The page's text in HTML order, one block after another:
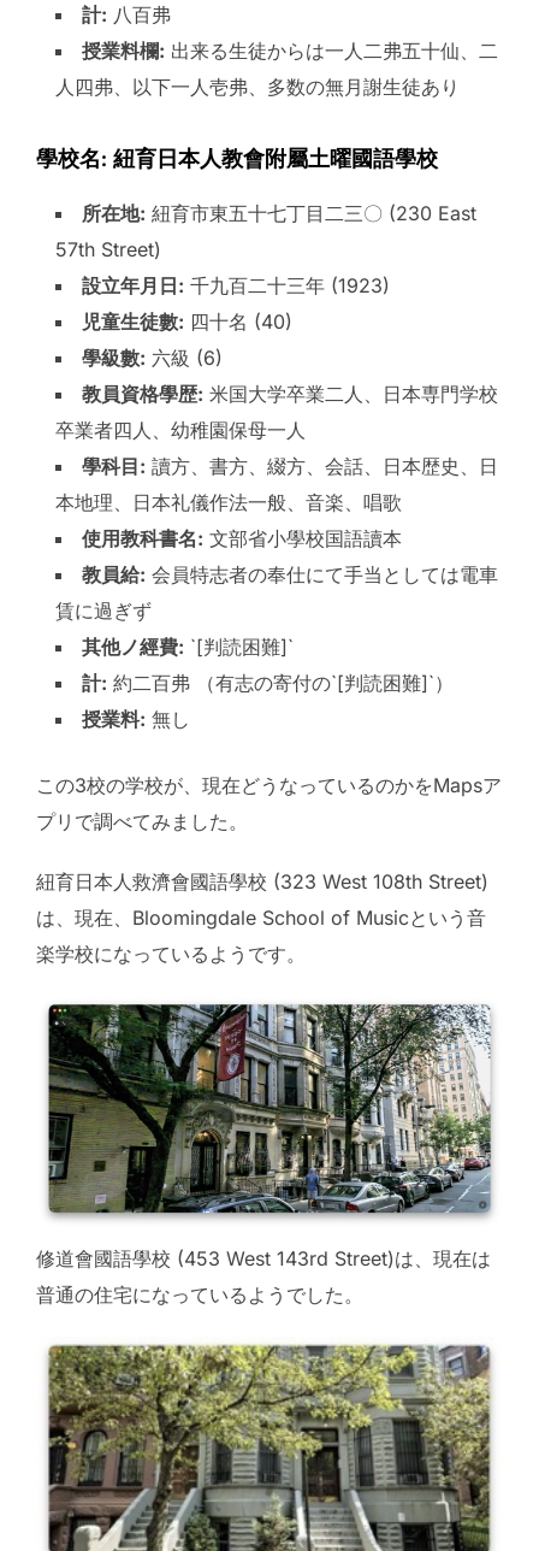
計: 八百弗
授業料欄: 出来る生徒からは一人二弗五十仙、二
人四弗、以下一人壱弗、多数の無月謝生徒あり
學校名: 紐育日本人教會附屬土曜國語學校
所在地: 紐育市東五十七丁目二三〇 (230 East
57th Street)
設立年月日: 千九百二十三年 (1923)
児童生徒數: 四十名 (40)
學級數: 六級 (6)
教員資格學歴: 米国大学卒業二人、日本専門学校
卒業者四人、幼稚園保母一人
學科目: 讀方、書方、綴方、会話、日本歴史、日
本地理、日本礼儀作法一般、音楽、唱歌
使用教科書名: 文部省小學校国語讀本
教員給: 会員特志者の奉仕にて手当としては電車
賃に過ぎず
其他ノ經費: `[判読困難]`
計: 約二百弗 （有志の寄付の`[判読困難]`）
授業料: 無し
この3校の学校が、現在どうなっているのかをMapsア
プリで調べてみました。
紐育日本人救濟會國語學校 (323 West 108th Street)
は、現在、Bloomingdale School of Musicという音
楽学校になっているようです。
修道會國語學校 (453 West 143rd Street)は、現在は
普通の住宅になっているようでした。